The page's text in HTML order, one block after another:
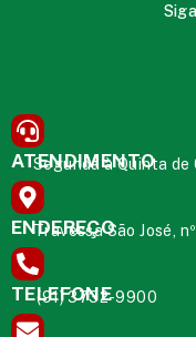
ATENDIMENTO
Segunda à Quinta
ENDEREÇO
Travessa São José,
TELEFONE
(91) 3732-9900